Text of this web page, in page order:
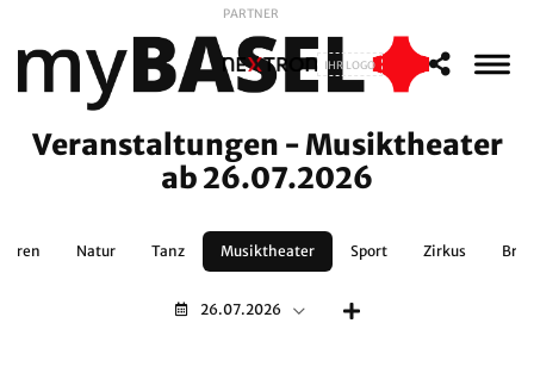
PARTNER
IHR LOGO
Veranstaltungen - Musiktheater
ab 26.07.2026
Natur Tanz Musiktheater Sport Zirkus
26.07.2026